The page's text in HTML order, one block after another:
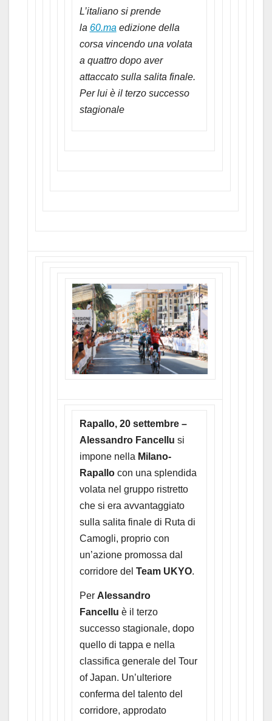
L’italiano si prende
la 60.ma edizione della
corsa vincendo una volata
a quattro dopo aver
attaccato sulla salita finale.
Per lui è il terzo successo
stagionale
Rapallo, 20 settembre –
Alessandro Fancellu si
impone nella Milano-
Rapallo con una splendida
volata nel gruppo ristretto
che si era avvantaggiato
sulla salita finale di Ruta di
Camogli, proprio con
un’azione promossa dal
corridore del Team UKYO.
Per Alessandro
Fancellu è il terzo
successo stagionale, dopo
quello di tappa e nella
classifica generale del Tour
of Japan. Un’ulteriore
conferma del talento del
corridore, approdato